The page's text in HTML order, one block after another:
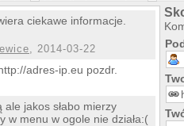
ciekawe informacje.
, 2014-03-22
adres-ip.eu pozdr.
ale jakos słabo mierzy
w menu w ogole nie działa:(